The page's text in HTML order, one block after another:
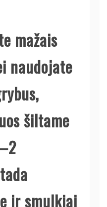
mažais
naudojate
šiltame
ir smulkiai